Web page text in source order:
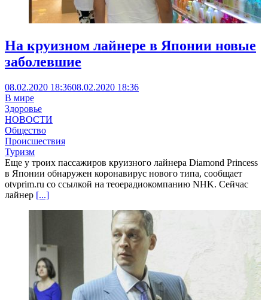
На круизном лайнере в Японии новые
заболевшие
08.02.2020 18:3608.02.2020 18:36
В мире
Здоровье
НОВОСТИ
Общество
Происшествия
Туризм
Еще у троих пассажиров круизного лайнера Diamond Princess
в Японии обнаружен коронавирус нового типа, сообщает
otvprim.ru со ссылкой на теоерадиокомпанию NHK. Сейчас
лайнер [...]